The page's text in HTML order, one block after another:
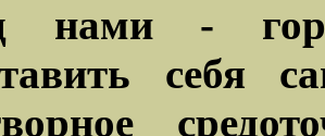
нами -
себя